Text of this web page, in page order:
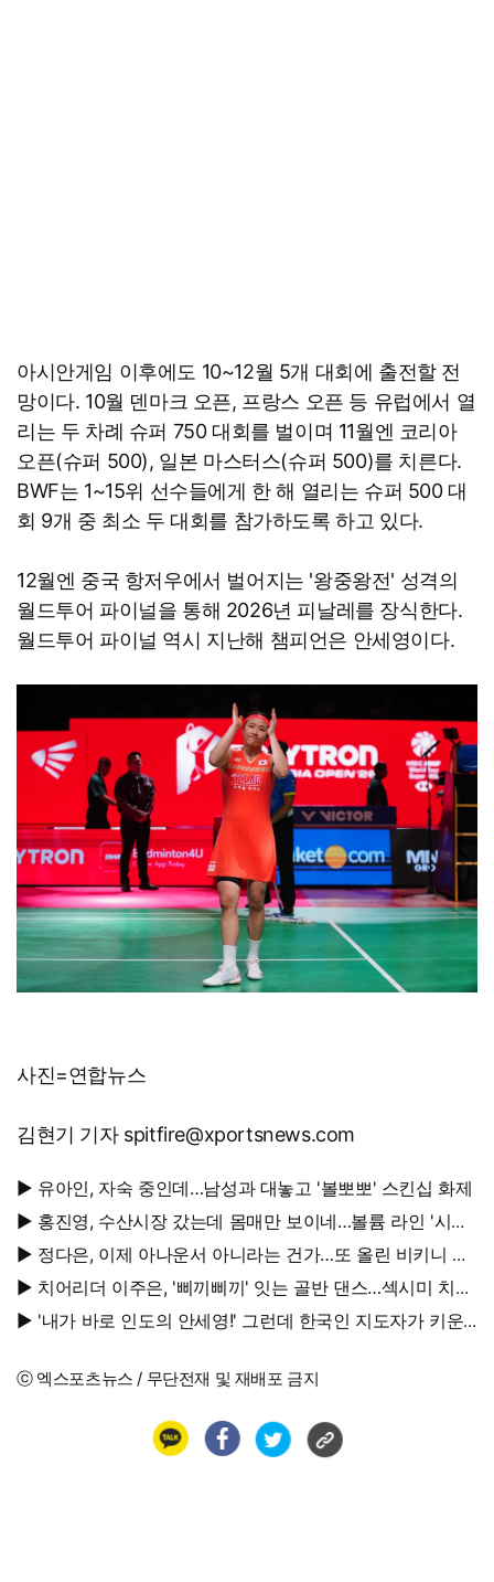
아시안게임 이후에도 10~12월 5개 대회에 출전할 전
망이다. 10월 덴마크 오픈, 프랑스 오픈 등 유럽에서 열
리는 두 차례 슈퍼 750 대회를 벌이며 11월엔 코리아
오픈(슈퍼 500), 일본 마스터스(슈퍼 500)를 치른다.
BWF는 1~15위 선수들에게 한 해 열리는 슈퍼 500 대
회 9개 중 최소 두 대회를 참가하도록 하고 있다.
12월엔 중국 항저우에서 벌어지는 '왕중왕전' 성격의
월드투어 파이널을 통해 2026년 피날레를 장식한다.
월드투어 파이널 역시 지난해 챔피언은 안세영이다.
사진=연합뉴스
김현기 기자 spitfire@xportsnews.com
▶ 유아인, 자숙 중인데…남성과 대놓고 '볼뽀뽀' 스킨십 화제
▶ 홍진영, 수산시장 갔는데 몸매만 보이네…볼륨 라인 '시선
강탈'
▶ 정다은, 이제 아나운서 아니라는 건가…또 올린 비키니 사
진, 과감 반전 매력
▶ 치어리더 이주은, '삐끼삐끼' 잇는 골반 댄스…섹시미 치사
량
▶ '내가 바로 인도의 안세영!' 그런데 한국인 지도자가 키운
ⓒ 엑스포츠뉴스 / 무단전재 및 재배포 금지